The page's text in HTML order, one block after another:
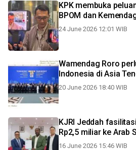
KPK membuka
BPOM dan
24 June 2026 12:01 WIB
Wamendag Roro
Indonesia di Asia
20 June 2026 18:40 WIB
KJRI Jeddah
Rp2,5 miliar ke Arab
16 June 2026 15:46 WIB